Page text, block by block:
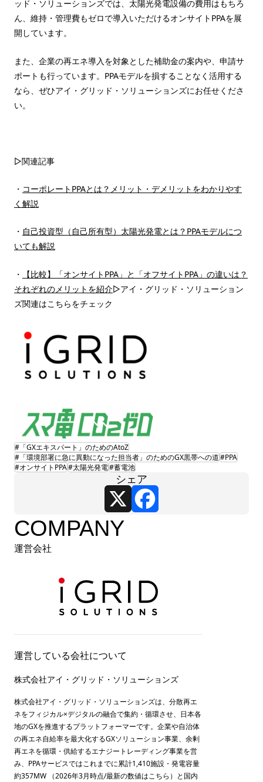
ッド・ソリューションズでは、太陽光発電設備の費用はもちろ
ん、維持・管理費もゼロで導入いただけるオンサイトPPAを展
開しています。
また、企業の再エネ導入を対象とした補助金の案内や、申請サ
ポートも行っています。PPAモデルを損することなく活用する
なら、ぜひアイ・グリッド・ソリューションズにお任せくださ
い。
▷関連記事
・ コーポレートPPAとは？メリット・デメリットをわかりやす
く解説
・ 自己投資型（自己所有型）太陽光発電とは？PPAモデルにつ
いても解説
・
【比較】「オンサイトPPA」と「オフサイトPPA」の違いは？
それぞれのメリットを紹介▷アイ・グリッド・ソリューション
ズ関連はこちらをチェック
#「GXエキスパート」のためのAtoZ
#「環境部署に急に異動になった担当者」のためのGX黒帯への道#PPA
#オンサイトPPA#太陽光発電#蓄電池
シェア
X
COMPANY
運営会社
運営している会社について
株式会社アイ・グリッド・ソリューションズ
株式会社アイ・グリッド・ソリューションズは、分散再エ
ネをフィジカル×デジタルの融合で集約・循環させ、日本各
地のGXを推進するプラットフォーマーです。企業や自治体
の再エネ自給率を最大化するGXソリューション事業、余剰
再エネを循環・供給するエナジートレーディング事業を営
み、PPAサービスではこれまでに累計1,410施設・発電容量
約357MW （2026年3月時点/最新の数値はこちら ）と国内